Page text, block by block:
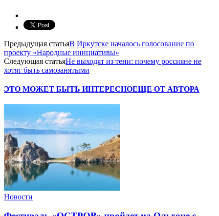
Предыдущая статьяВ Иркутске началось голосование по
проекту «Народные инициативы»
Следующая статьяНе выходят из тени: почему россияне не
хотят быть самозанятыми
ЭТО МОЖЕТ БЫТЬ ИНТЕРЕСНОЕЩЕ ОТ АВТОРА
Новости